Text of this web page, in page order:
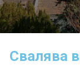
Свалява